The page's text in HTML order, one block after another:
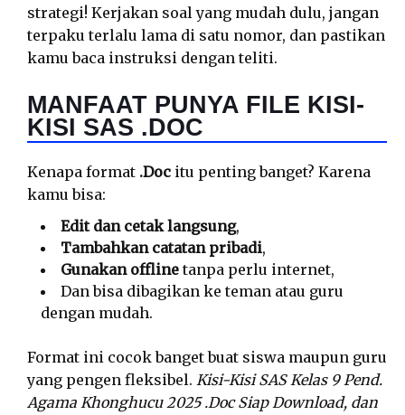
strategi! Kerjakan soal yang mudah dulu, jangan
terpaku terlalu lama di satu nomor, dan pastikan
kamu baca instruksi dengan teliti.
MANFAAT PUNYA FILE KISI-
KISI SAS .DOC
Kenapa format .Doc itu penting banget? Karena
kamu bisa:
Edit dan cetak langsung,
Tambahkan catatan pribadi,
Gunakan offlinetanpa perlu internet,
Dan bisa dibagikan ke teman atau guru
dengan mudah.
Format ini cocok banget buat siswa maupun guru
yang pengen fleksibel. Kisi-Kisi SAS Kelas 9 Pend.
Agama Khonghucu 2025 .Doc Siap Download, dan